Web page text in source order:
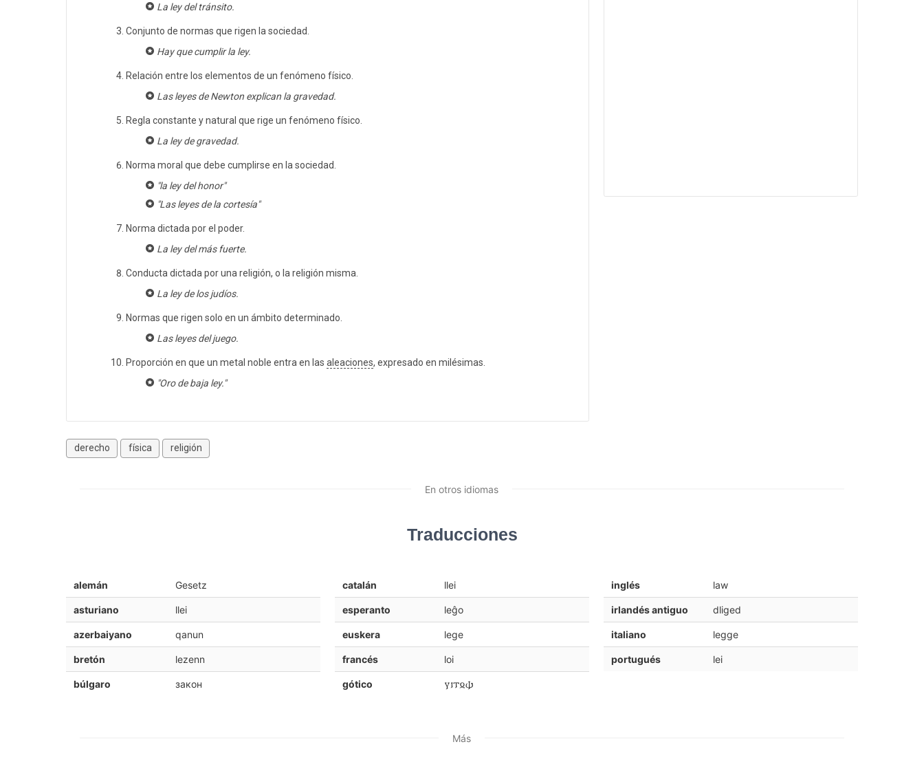
La ley del tránsito.
Conjunto de normas que rigen la sociedad.
Hay que cumplir la ley.
Relación entre los elementos de un fenómeno físico.
Las leyes de Newton explican la gravedad.
Regla constante y natural que rige un fenómeno físico.
La ley de gravedad.
Norma moral que debe cumplirse en la sociedad.
"la ley del honor"
"Las leyes de la cortesía"
Norma dictada por el poder.
La ley del más fuerte.
Conducta dictada por una religión, o la religión misma.
La ley de los judíos.
Normas que rigen solo en un ámbito determinado.
Las leyes del juego.
Proporción en que un metal noble entra en las aleaciones, expresado en milésimas.
"Oro de baja ley."
derecho física religión
En otros idiomas
Traducciones
alemán Gesetz
asturiano llei
azerbaiyano qanun
bretón lezenn
búlgaro закон
catalán llei
esperanto leĝo
euskera lege
francés loi
gótico 𐍅𐌹𐍄𐍉𐌸
inglés law
irlandés antiguo dliged
italiano legge
portugués lei
Más